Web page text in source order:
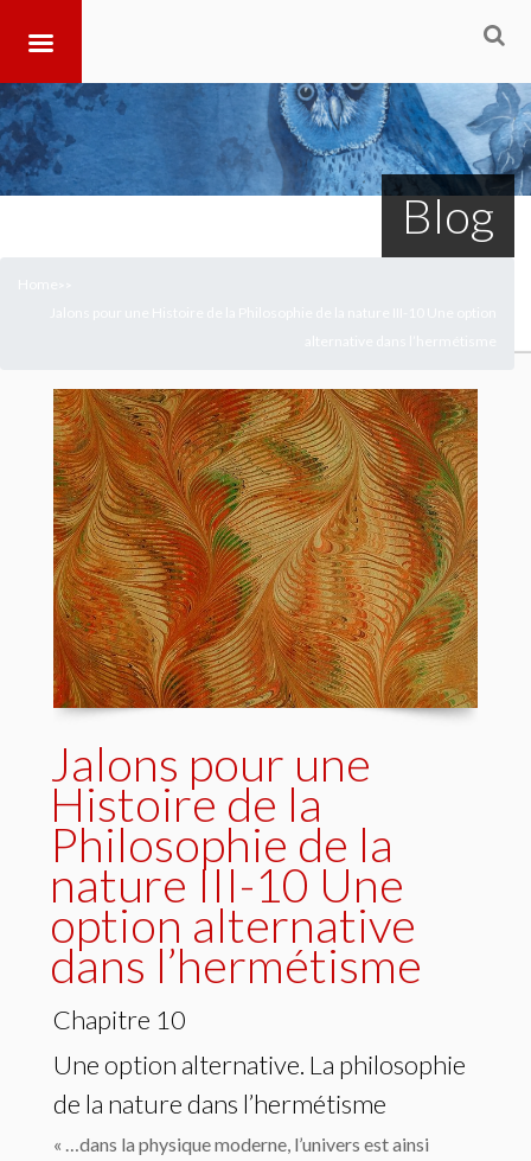
Blog
Jalons pour une
Histoire de la
Philosophie de la
nature III-10 Une
option alternative
dans l’hermétisme
Chapitre 10
Une option alternative. La philosophie
de la nature dans l’hermétisme
« …dans la physique moderne, l’univers est ainsi